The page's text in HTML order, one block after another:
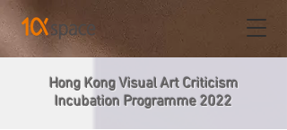
Hong Kong Visual Art Criticism
Incubation Programme 2022